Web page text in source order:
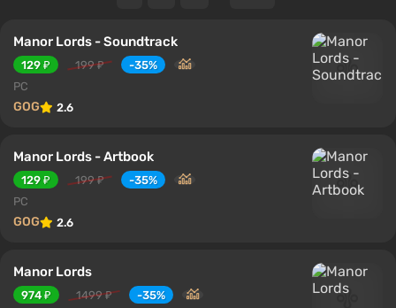
Manor Lords - Soundtrack
129 ₽ 199 ₽
-35%
PC
GOG 2.6
Manor Lords - Artbook
129 ₽ 199 ₽
-35%
PC
GOG 2.6
Manor Lords
974 ₽ 1499 ₽
-35%